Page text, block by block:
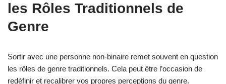
les Rôles Traditionnels de
Genre
Sortir avec une personne non-binaire remet souvent en question
les rôles de genre traditionnels. Cela peut être l’occasion de
redéfinir et recalibrer vos propres perceptions du genre.